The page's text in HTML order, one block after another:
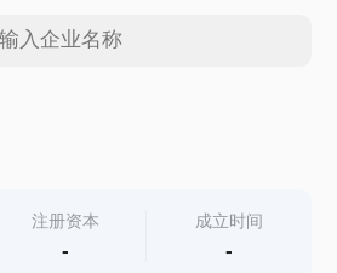
注册资本
-
成立时间
-